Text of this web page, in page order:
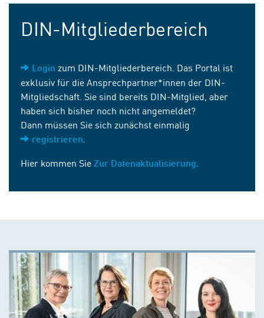
DIN-Mitgliederbereich
Login zum DIN-Mitgliederbereich. Das Portal ist
exklusiv für die Ansprechpartner*innen der DIN-
Mitgliedschaft. Sie sind bereits DIN-Mitglied, aber
haben sich bisher noch nicht angemeldet?
Dann müssen Sie sich zunächst einmalig
registrieren
Hier kommen Sie Zur Datenaktualisierung.